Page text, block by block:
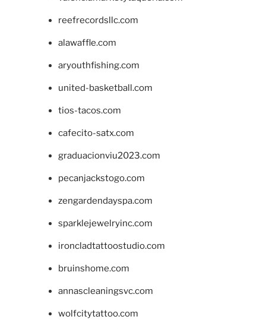
reefrecordsllc.com
alawaffle.com
aryouthfishing.com
united-basketball.com
tios-tacos.com
cafecito-satx.com
graduacionviu2023.com
pecanjackstogo.com
zengardendayspa.com
sparklejewelryinc.com
ironcladtattoostudio.com
bruinshome.com
annascleaningsvc.com
wolfcitytattoo.com